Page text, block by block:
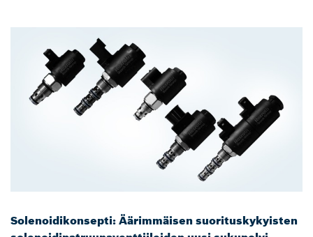
Solenoidikonsepti: Äärimmäisen suorituskykyisten